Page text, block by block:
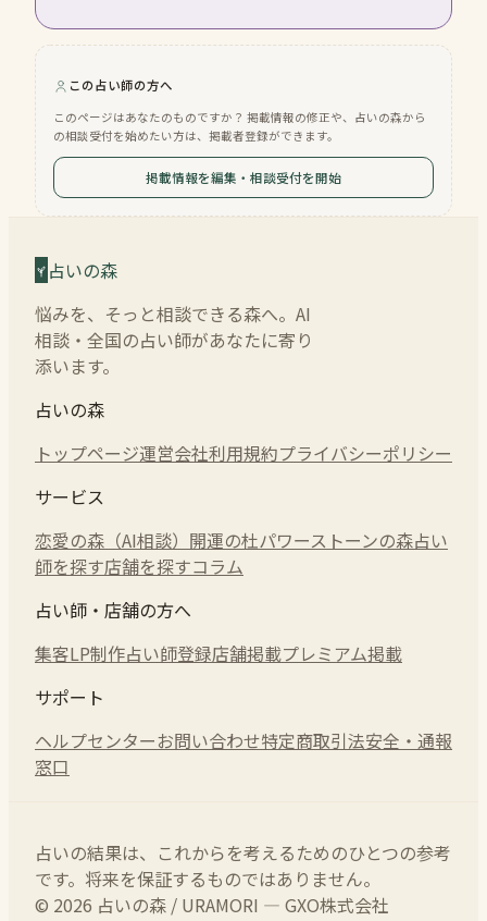
この占い師の方へ
このページはあなたのものですか？ 掲載情報の修正や、占いの森から
の相談受付を始めたい方は、掲載者登録ができます。
掲載情報を編集・相談受付を開始
占いの森
悩みを、そっと相談できる森へ。AI
相談・全国の占い師があなたに寄り
添います。
占いの森
トップページ運営会社利用規約プライバシーポリシー
サービス
恋愛の森（AI相談） 開運の杜パワーストーンの森占い
師を探す店舗を探すコラム
占い師・店舗の方へ
集客LP制作占い師登録店舗掲載プレミアム掲載
サポート
ヘルプセンターお問い合わせ特定商取引法安全・通報
窓口
占いの結果は、これからを考えるためのひとつの参考
です。将来を保証するものではありません。
© 2026 占いの森 / URAMORI — GXO株式会社